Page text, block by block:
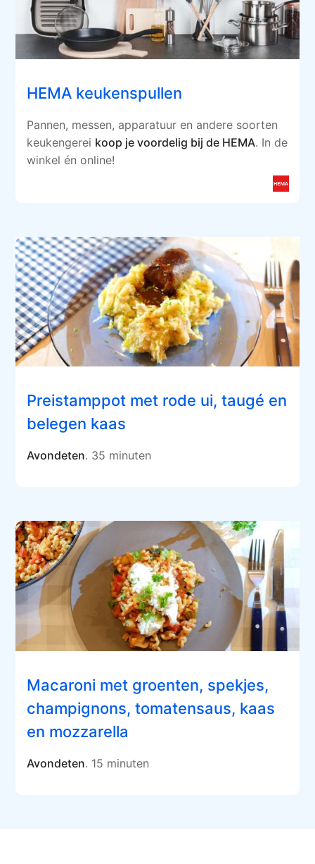
HEMA keukenspullen
Pannen, messen, apparatuur en andere soorten
keukengerei koop je voordelig bij de HEMA. In de
winkel én online!
Preistamppot met rode ui, taugé en
belegen kaas
Avondeten. 35 minuten
Macaroni met groenten, spekjes,
champignons, tomatensaus, kaas
en mozzarella
Avondeten. 15 minuten